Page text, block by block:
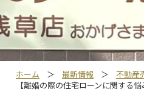
ホーム ＞ 最新情報 ＞ 不動産
【離婚の際の住宅ローンに関する悩